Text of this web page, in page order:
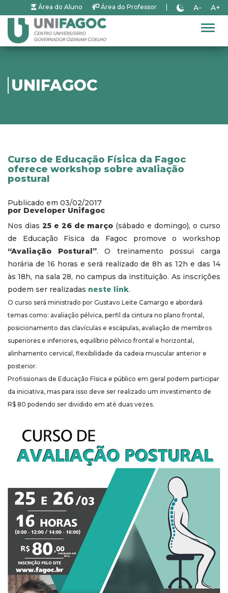
Área do Aluno Área do Professor A- A+
UNIFAGOC
Curso de Educação Física da Fagoc
oferece workshop sobre avaliação
postural
Publicado em 03/02/2017
por Developer Unifagoc
Nos dias 25 e 26 de março (sábado e domingo), o curso
de Educação Física da Fagoc promove o workshop
“Avaliação Postural”. O treinamento possui carga
horária de 16 horas e será realizado de 8h as 12h e das 14
às 18h, na sala 28, no campus da instituição. As inscrições
podem ser realizadas neste link.
O curso será ministrado por Gustavo Leite Camargo e abordará
temas como: avaliação pélvica, perfil da cintura no plano frontal,
posicionamento das clavículas e escápulas, avaliação de membros
superiores e inferiores, equilíbrio pélvico frontal e horizontal,
alinhamento cervical, flexibilidade da cadeia muscular anterior e
posterior.
Profissionais de Educação Física e público em geral podem participar
da iniciativa, mas para isso deve ser realizado um investimento de
R$ 80 podendo ser dividido em até duas vezes.